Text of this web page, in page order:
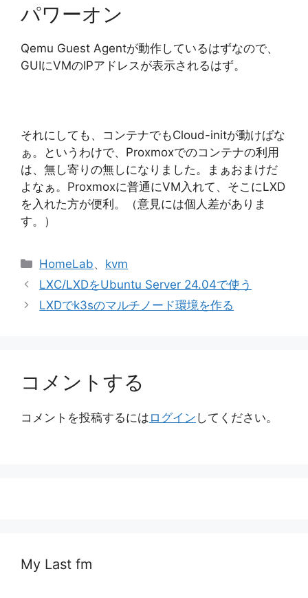
パワーオン
Qemu Guest Agentが動作しているはずなので、
GUIにVMのIPアドレスが表示されるはず。
それにしても、コンテナでもCloud-initが動けばな
ぁ。というわけで、Proxmoxでのコンテナの利用
は、無し寄りの無しになりました。まぁおまけだ
よなぁ。Proxmoxに普通にVM入れて、そこにLXD
を入れた方が便利。（意見には個人差がありま
す。）
カ
テ
リ
HomeLab、 kvm
LXC/LXDをUbuntu Server 24.04で使う
LXDでk3sのマルチノード環境を作る
コメントする
コメントを投稿するには ログイン してください。
My Last fm